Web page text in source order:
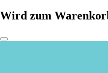
Wird zum